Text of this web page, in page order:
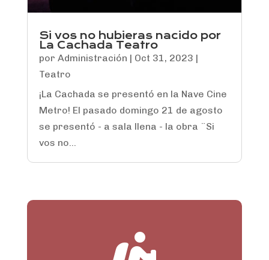
Si vos no hubieras nacido por
La Cachada Teatro
por Administración | Oct 31, 2023 |
Teatro
¡La Cachada se presentó en la Nave Cine
Metro! El pasado domingo 21 de agosto
se presentó - a sala llena - la obra ¨Si
vos no...